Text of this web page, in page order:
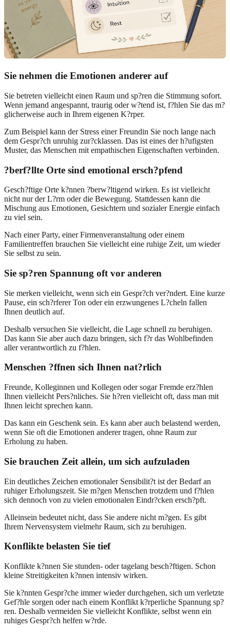
Sie nehmen die Emotionen anderer auf
Sie betreten vielleicht einen Raum und sp?ren die Stimmung sofort.
Wenn jemand angespannt, traurig oder w?tend ist, f?hlen Sie das m?
glicherweise auch in Ihrem eigenen K?rper.
Zum Beispiel kann der Stress einer Freundin Sie noch lange nach
dem Gespr?ch unruhig zur?cklassen. Das ist eines der h?ufigsten
Muster, das Menschen mit empathischen Eigenschaften verbinden.
?berf?llte Orte sind emotional ersch?pfend
Gesch?ftige Orte k?nnen ?berw?ltigend wirken. Es ist vielleicht
nicht nur der L?rm oder die Bewegung. Stattdessen kann die
Mischung aus Emotionen, Gesichtern und sozialer Energie einfach
zu viel sein.
Nach einer Party, einer Firmenveranstaltung oder einem
Familientreffen brauchen Sie vielleicht eine ruhige Zeit, um wieder
Sie selbst zu sein.
Sie sp?ren Spannung oft vor anderen
Sie merken vielleicht, wenn sich ein Gespr?ch ver?ndert. Eine kurze
Pause, ein sch?rferer Ton oder ein erzwungenes L?cheln fallen
Ihnen deutlich auf.
Deshalb versuchen Sie vielleicht, die Lage schnell zu beruhigen.
Das kann Sie aber auch dazu bringen, sich f?r das Wohlbefinden
aller verantwortlich zu f?hlen.
Menschen ?ffnen sich Ihnen nat?rlich
Freunde, Kolleginnen und Kollegen oder sogar Fremde erz?hlen
Ihnen vielleicht Pers?nliches. Sie h?ren vielleicht oft, dass man mit
Ihnen leicht sprechen kann.
Das kann ein Geschenk sein. Es kann aber auch belastend werden,
wenn Sie oft die Emotionen anderer tragen, ohne Raum zur
Erholung zu haben.
Sie brauchen Zeit allein, um sich aufzuladen
Ein deutliches Zeichen emotionaler Sensibilit?t ist der Bedarf an
ruhiger Erholungszeit. Sie m?gen Menschen trotzdem und f?hlen
sich dennoch von zu vielen emotionalen Eindr?cken ersch?pft.
Alleinsein bedeutet nicht, dass Sie andere nicht m?gen. Es gibt
Ihrem Nervensystem vielmehr Raum, sich zu beruhigen.
Konflikte belasten Sie tief
Konflikte k?nnen Sie stunden- oder tagelang besch?ftigen. Schon
kleine Streitigkeiten k?nnen intensiv wirken.
Sie k?nnten Gespr?che immer wieder durchgehen, sich um verletzte
Gef?hle sorgen oder nach einem Konflikt k?rperliche Spannung sp?
ren. Deshalb vermeiden Sie vielleicht Konflikte, selbst wenn ein
ruhiges Gespr?ch helfen w?rde.